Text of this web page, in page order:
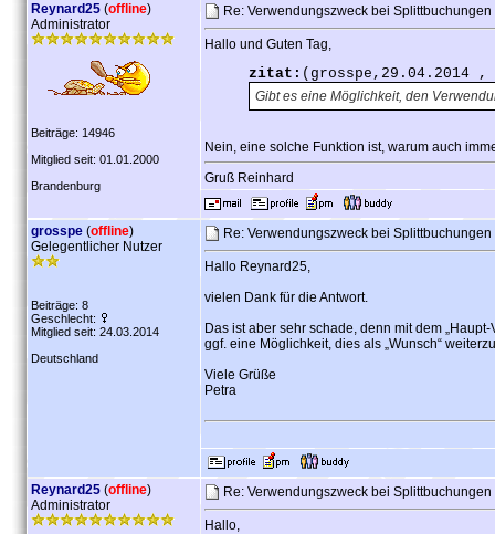
Reynard25 (offline)
Administrator
Beiträge: 14946
Mitglied seit: 01.01.2000
Brandenburg
Re: Verwendungszweck bei
Hallo und Guten Tag,
zitat: (grosspe,29.04.2014 ,
Gibt es eine Möglichkeit, den
Nein, eine solche Funktion ist, warum auch
Gruß Reinhard
grosspe (offline)
Gelegentlicher Nutzer
Beiträge: 8
Geschlecht:
Mitglied seit: 24.03.2014
Deutschland
Re: Verwendungszweck bei
Hallo Reynard25,
vielen Dank für die Antwort.
Das ist aber sehr schade, denn mit dem
ggf. eine Möglichkeit, dies als „Wunsch“
Viele Grüße
Petra
Reynard25 (offline)
Administrator
Re: Verwendungszweck bei
Hallo,